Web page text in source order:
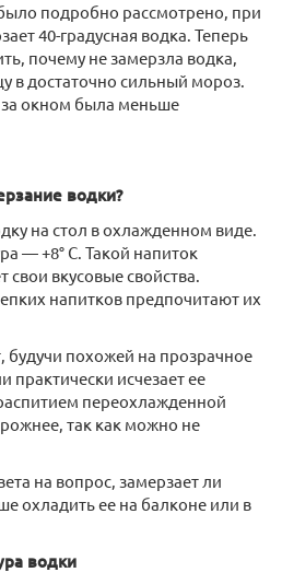
подробно рассмотрено, при
40-градусная водка. Теперь
почему не замерзла водка,
в достаточно сильный мороз.
окном была меньше
водки?
на стол в охлажденном виде.
— +8° C. Такой напиток
вкусовые свойства.
напитков предпочитают их
будучи похожей на прозрачное
практически исчезает ее
переохлажденной
так как можно не
на вопрос, замерзает ли
охладить ее на балконе или в
водки